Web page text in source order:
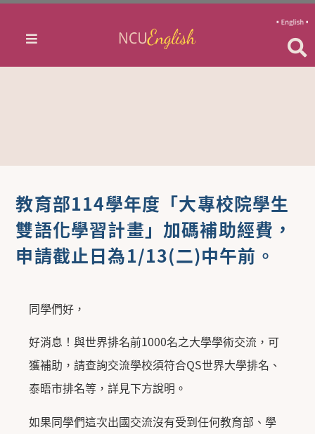
教育部114學年度「大專校院學生
雙語化學習計畫」加碼補助經費，
申請截止日為1/13(二)中午前。
同學們好，
好消息！與世界排名前1000名之大學學術交流，可
獲補助，請查詢交流學校須符合QS世界大學排名、
泰晤市排名等，詳見下方說明。
如果同學們這次出國交流沒有受到任何教育部、學